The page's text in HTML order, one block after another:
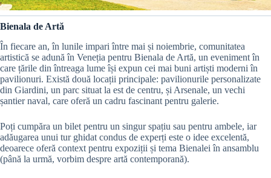
Bienala de Artă
În fiecare an, în lunile impari între mai și noiembrie, comunitatea
artistică se adună în Veneția pentru Bienala de Artă, un eveniment în
care țările din întreaga lume își expun cei mai buni artiști moderni în
pavilionuri. Există două locații principale: pavilionurile personalizate
din Giardini, un parc situat la est de centru, și Arsenale, un vechi
șantier naval, care oferă un cadru fascinant pentru galerie.
Poți cumpăra un bilet pentru un singur spațiu sau pentru ambele, iar
adăugarea unui tur ghidat condus de experți este o idee excelentă,
deoarece oferă context pentru expoziții și tema Bienalei în ansamblu
(până la urmă, vorbim despre artă contemporană).